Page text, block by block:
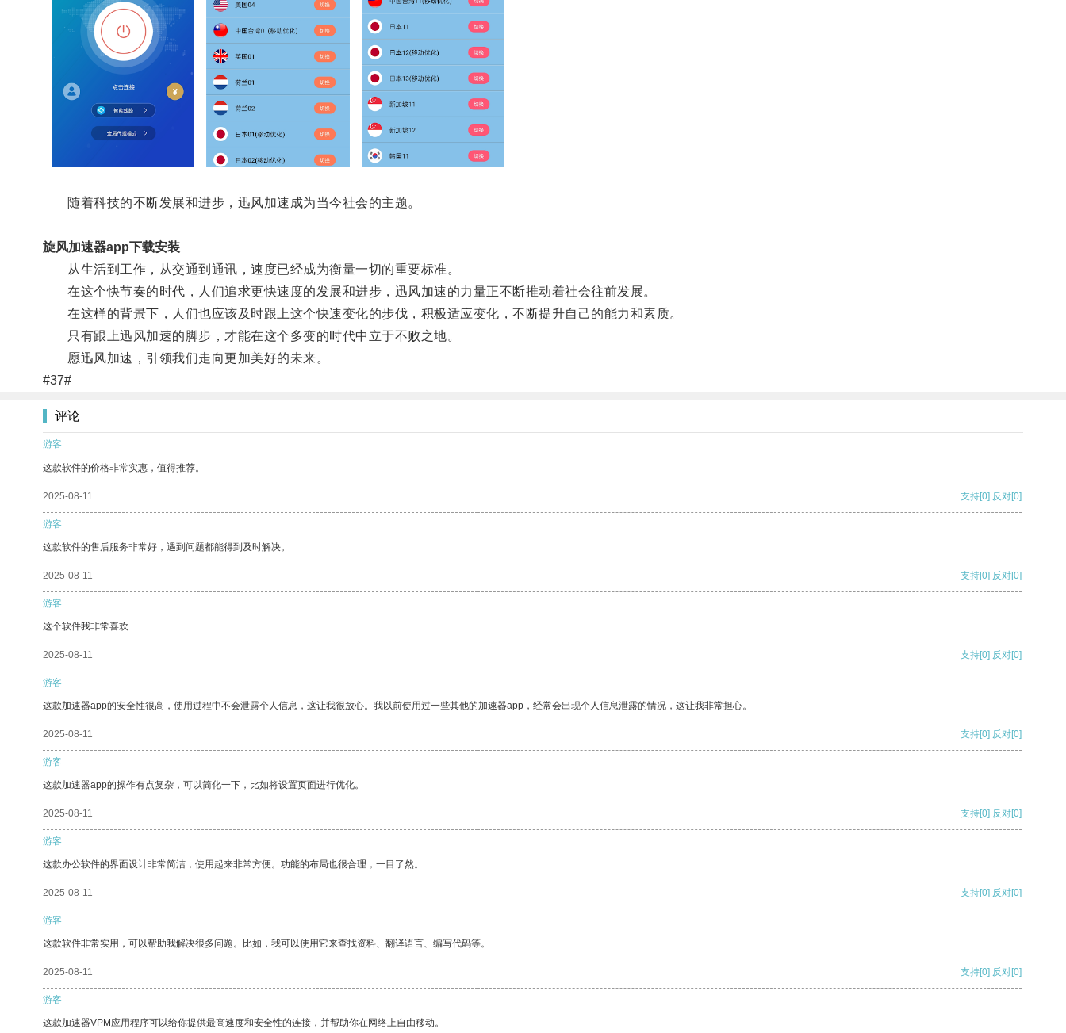
随着科技的不断发展和进步，迅风加速成为当今社会的主题。
旋风加速器app下载安装
从生活到工作，从交通到通讯，速度已经成为衡量一切的重要标准。
在这个快节奏的时代，人们追求更快速度的发展和进步，迅风加速的力量正不断推动着社会往前发展。
在这样的背景下，人们也应该及时跟上这个快速变化的步伐，积极适应变化，不断提升自己的能力和素质。
只有跟上迅风加速的脚步，才能在这个多变的时代中立于不败之地。
愿迅风加速，引领我们走向更加美好的未来。
#37#
评论
游客
这款软件的价格非常实惠，值得推荐。
2025-08-11 支持[0] 反对[0]
游客
这款软件的售后服务非常好，遇到问题都能得到及时解决。
2025-08-11 支持[0] 反对[0]
游客
这个软件我非常喜欢
2025-08-11 支持[0] 反对[0]
游客
这款加速器app的安全性很高，使用过程中不会泄露个人信息，这让我很放心。我以前使用过一些其他的加速器app，经常会出现个人信息泄露的情况，这让我非常担心。
2025-08-11 支持[0] 反对[0]
游客
这款加速器app的操作有点复杂，可以简化一下，比如将设置页面进行优化。
2025-08-11 支持[0] 反对[0]
游客
这款办公软件的界面设计非常简洁，使用起来非常方便。功能的布局也很合理，一目了然。
2025-08-11 支持[0] 反对[0]
游客
这款软件非常实用，可以帮助我解决很多问题。比如，我可以使用它来查找资料、翻译语言、编写代码等。
2025-08-11 支持[0] 反对[0]
游客
这款加速器VPM应用程序可以给你提供最高速度和安全性的连接，并帮助你在网络上自由移动。